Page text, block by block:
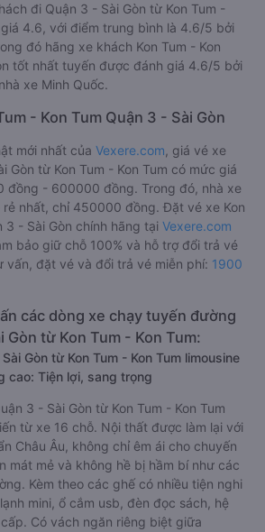
đi Quận 3 - Sài Gòn từ Kon Tum -
4.6, với điểm trung bình là 4.6/5 bởi
đó hãng xe khách Kon Tum - Kon
tốt nhất tuyến được đánh giá 4.6/5 bởi
xe Minh Quốc.
- Kon Tum Quận 3 - Sài Gòn
mới nhất của Vexere.com , giá vé xe
Gòn từ Kon Tum - Kon Tum có mức giá
đồng - 600000 đồng. Trong đó, nhà xe
rẻ nhất, chỉ 450000 đồng. Đặt vé xe Kon
3 - Sài Gòn chính hãng tại Vexere.com
bảo giữ chỗ 100% và hỗ trợ đổi trả vé
vấn, đặt vé và đổi trả vé miễn phí: 1900
các dòng xe chạy tuyến đường
Gòn từ Kon Tum - Kon Tum:
Gòn từ Kon Tum - Kon Tum limousine
cao: Tiện lợi, sang trọng
3 - Sài Gòn từ Kon Tum - Kon Tum
từ xe 16 chỗ. Nội thất được làm lại với
Châu Âu, không chỉ êm ái cho chuyến
mát mẻ và không hề bị hầm bí như các
Kèm theo các ghế có nhiều tiện nghi
mini, ổ cắm usb, đèn đọc sách, hệ
Có vách ngăn riêng biệt giữa